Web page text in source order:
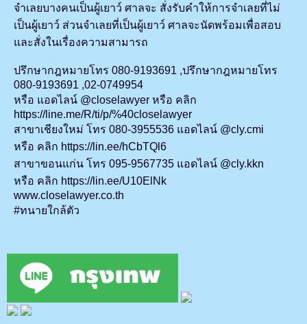
จำเลยบางคนเป็นผู้เยาว์ ศาลจะ สั่งรับคำให้การจำเลยที่ไม่
เป็นผู้เยาว์ ส่วนจำเลยที่เป็นผู้เยาว์ ศาลจะนัดพร้อมเพื่อสอบ
และสั่งในเรื่องความสามารถ
ปรึกษากฎหมายโทร 080-9193691 ,ปรึกษากฎหมายโทร
080-9193691 ,02-0749954
หรือ แอดไลน์ @closelawyer หรือ คลิก
https://line.me/R/ti/p/%40closelawyer
สาขาเชียงใหม่ โทร 080-3955536 แอดไลน์ @cly.cmi
หรือ คลิก https://lin.ee/hCbTQl6
สาขาขอนแก่น โทร 095-9567735 แอดไลน์ @cly.kkn
หรือ คลิก https://lin.ee/U10ElNk
www.closelawyer.co.th
#ทนายใกล้ตัว